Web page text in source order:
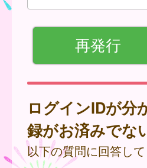
ログインIDが分
録がお済みでな
以下の質問に回答して